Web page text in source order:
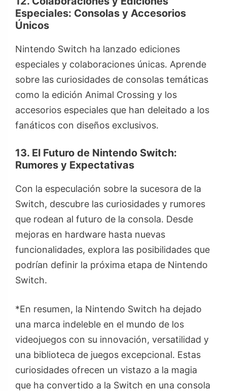
Especiales: Consolas y Accesorios
Únicos
Nintendo Switch ha lanzado ediciones
especiales y colaboraciones únicas. Aprende
sobre las curiosidades de consolas temáticas
como la edición Animal Crossing y los
accesorios especiales que han deleitado a los
fanáticos con diseños exclusivos.
13. El Futuro de Nintendo Switch:
Rumores y Expectativas
Con la especulación sobre la sucesora de la
Switch, descubre las curiosidades y rumores
que rodean al futuro de la consola. Desde
mejoras en hardware hasta nuevas
funcionalidades, explora las posibilidades que
podrían definir la próxima etapa de Nintendo
Switch.
*En resumen, la Nintendo Switch ha dejado
una marca indeleble en el mundo de los
videojuegos con su innovación, versatilidad y
una biblioteca de juegos excepcional. Estas
curiosidades ofrecen un vistazo a la magia
que ha convertido a la Switch en una consola